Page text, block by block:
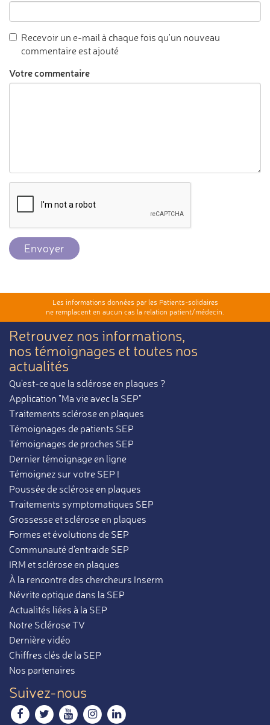
Recevoir un e-mail à chaque fois qu'un nouveau
commentaire est ajouté
Votre commentaire
Envoyer
Les informations données par les Patients-solidaires
ne remplacent en aucun cas la relation patient/médecin.
Retrouvez nos informations,
nos témoignages et toutes nos
actualités
Qu'est-ce que la sclérose en plaques ?
Application "Ma vie avec la SEP"
Traitements sclérose en plaques
Témoignages de patients SEP
Témoignages de proches SEP
Dernier témoignage en ligne
Témoignez sur votre SEP !
Poussée de sclérose en plaques
Traitements symptomatiques SEP
Grossesse et sclérose en plaques
Formes et évolutions de SEP
Communauté d'entraide SEP
IRM et sclérose en plaques
À la rencontre des chercheurs Inserm
Névrite optique dans la SEP
Actualités liées à la SEP
Notre Sclérose TV
Dernière vidéo
Chiffres clés de la SEP
Nos partenaires
Suivez-nous